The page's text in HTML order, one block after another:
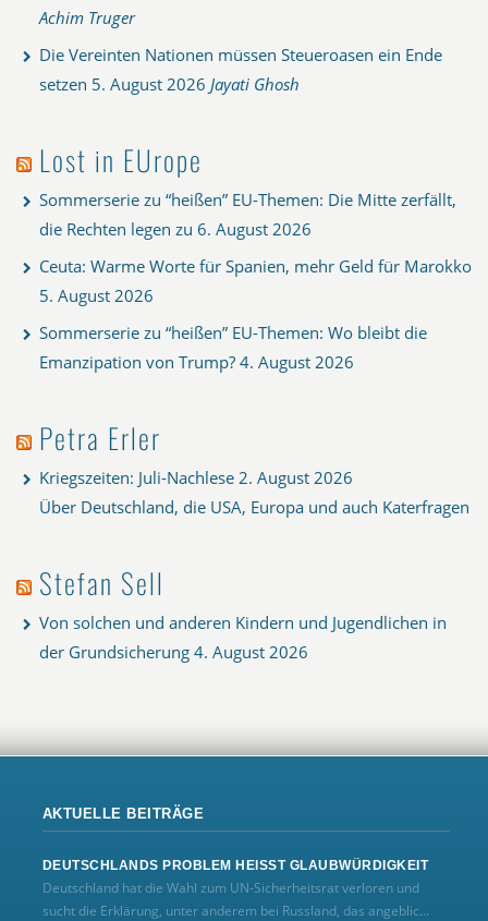
Achim Truger
Die Vereinten Nationen müssen Steueroasen ein Ende
setzen 5. August 2026 Jayati Ghosh
Lost in EUrope
Sommerserie zu “heißen” EU-Themen: Die Mitte zerfällt,
die Rechten legen zu 6. August 2026
Ceuta: Warme Worte für Spanien, mehr Geld für Marokko
5. August 2026
Sommerserie zu “heißen” EU-Themen: Wo bleibt die
Emanzipation von Trump? 4. August 2026
Petra Erler
Kriegszeiten: Juli-Nachlese 2. August 2026
Über Deutschland, die USA, Europa und auch Katerfragen
Stefan Sell
Von solchen und anderen Kindern und Jugendlichen in
der Grundsicherung 4. August 2026
AKTUELLE BEITRÄGE
DEUTSCHLANDS PROBLEM HEISST GLAUBWÜRDIGKEIT
Deutschland hat die Wahl zum UN‑Sicherheitsrat verloren und
sucht die Erklärung, unter anderem bei Russland, das angeblic...